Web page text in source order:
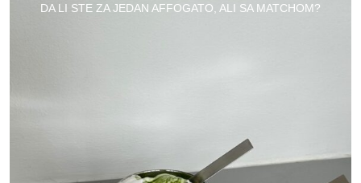
DA LI STE ZA JEDAN AFFOGATO, ALI SA MATCHOM?